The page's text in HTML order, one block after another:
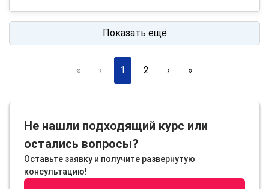
Показать ещё
« ‹ 1 2 › »
Не нашли подходящий курс или
остались вопросы?
Оставьте заявку и получите развернутую
консультацию!